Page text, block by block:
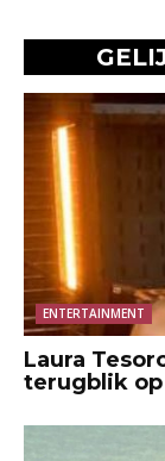
ENTERTAINMENT
Laura
terugblik